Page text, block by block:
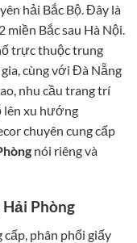
hải Bắc Bộ. Đây là
Bắc sau Hà Nội.
trực thuộc trung
cùng với Đà Nẵng
nhu cầu trang trí
lên xu hướng
chuyên cung cấp
nói riêng và
Phòng
phân phối giấy